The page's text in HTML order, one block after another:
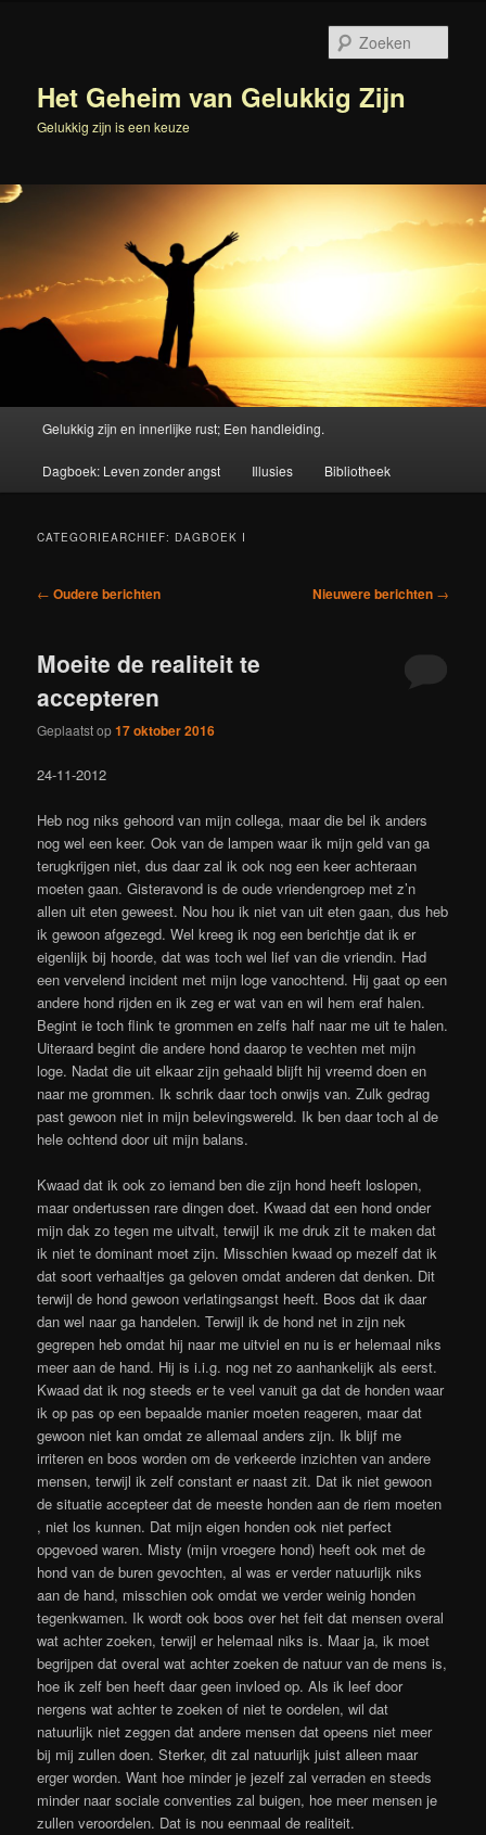
inhoud
inhoudHet Geheim van Gelukkig Zijn
Gelukkig zijn is een keuze
Gelukkig zijn en innerlijke rust; Een handleiding.
Dagboek: Leven zonder angst Illusies Bibliotheek
CATEGORIEARCHIEF: DAGBOEK I
Berichtnavigatie
← Oudere berichten Nieuwere berichten →
Moeite de realiteit te
accepteren
Geplaatst op17 oktober 2016
24-11-2012
Heb nog niks gehoord van mijn collega, maar die bel ik anders
nog wel een keer. Ook van de lampen waar ik mijn geld van ga
terugkrijgen niet, dus daar zal ik ook nog een keer achteraan
moeten gaan. Gisteravond is de oude vriendengroep met z’n
allen uit eten geweest. Nou hou ik niet van uit eten gaan, dus heb
ik gewoon afgezegd. Wel kreeg ik nog een berichtje dat ik er
eigenlijk bij hoorde, dat was toch wel lief van die vriendin. Had
een vervelend incident met mijn loge vanochtend. Hij gaat op een
andere hond rijden en ik zeg er wat van en wil hem eraf halen.
Begint ie toch flink te grommen en zelfs half naar me uit te halen.
Uiteraard begint die andere hond daarop te vechten met mijn
loge. Nadat die uit elkaar zijn gehaald blijft hij vreemd doen en
naar me grommen. Ik schrik daar toch onwijs van. Zulk gedrag
past gewoon niet in mijn belevingswereld. Ik ben daar toch al de
hele ochtend door uit mijn balans.
Kwaad dat ik ook zo iemand ben die zijn hond heeft loslopen,
maar ondertussen rare dingen doet. Kwaad dat een hond onder
mijn dak zo tegen me uitvalt, terwijl ik me druk zit te maken dat
ik niet te dominant moet zijn. Misschien kwaad op mezelf dat ik
dat soort verhaaltjes ga geloven omdat anderen dat denken. Dit
terwijl de hond gewoon verlatingsangst heeft. Boos dat ik daar
dan wel naar ga handelen. Terwijl ik de hond net in zijn nek
gegrepen heb omdat hij naar me uitviel en nu is er helemaal niks
meer aan de hand. Hij is i.i.g. nog net zo aanhankelijk als eerst.
Kwaad dat ik nog steeds er te veel vanuit ga dat de honden waar
ik op pas op een bepaalde manier moeten reageren, maar dat
gewoon niet kan omdat ze allemaal anders zijn. Ik blijf me
irriteren en boos worden om de verkeerde inzichten van andere
mensen, terwijl ik zelf constant er naast zit. Dat ik niet gewoon
de situatie accepteer dat de meeste honden aan de riem moeten
, niet los kunnen. Dat mijn eigen honden ook niet perfect
opgevoed waren. Misty (mijn vroegere hond) heeft ook met de
hond van de buren gevochten, al was er verder natuurlijk niks
aan de hand, misschien ook omdat we verder weinig honden
tegenkwamen. Ik wordt ook boos over het feit dat mensen overal
wat achter zoeken, terwijl er helemaal niks is. Maar ja, ik moet
begrijpen dat overal wat achter zoeken de natuur van de mens is,
hoe ik zelf ben heeft daar geen invloed op. Als ik leef door
nergens wat achter te zoeken of niet te oordelen, wil dat
natuurlijk niet zeggen dat andere mensen dat opeens niet meer
bij mij zullen doen. Sterker, dit zal natuurlijk juist alleen maar
erger worden. Want hoe minder je jezelf zal verraden en steeds
minder naar sociale conventies zal buigen, hoe meer mensen je
zullen veroordelen. Dat is nou eenmaal de realiteit.